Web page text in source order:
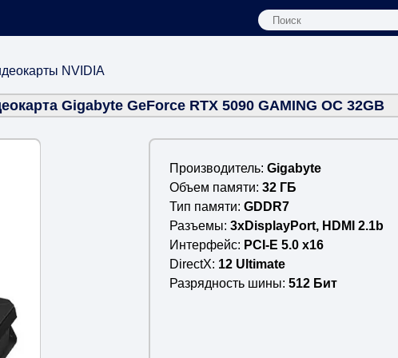
NVIDIA
Gigabyte GeForce RTX 5090 GAMING OC 32GB
Производитель Gigabyte
Объем памяти 32 ГБ
Тип памяти GDDR7
Разъемы 3xDisplayPort, HDMI 2.1b
Интерфейс
PCI-E 5.0 x16
DirectX 12 Ultimate
Разрядность шины 512 Бит